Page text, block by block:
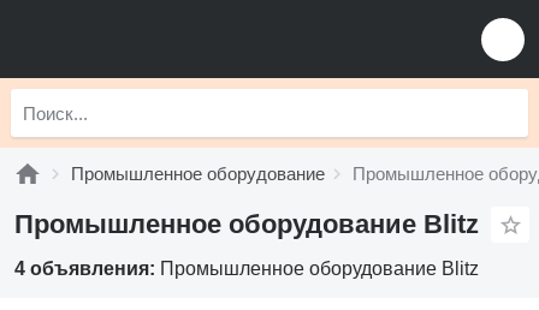
Промышленное оборудование Промышленное
Промышленное оборудование Blitz
4 объявления: Промышленное оборудование Blitz